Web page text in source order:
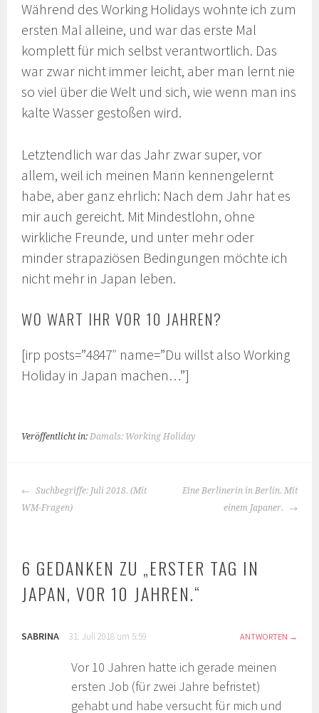
Während des Working Holidays wohnte ich zum
ersten Mal alleine, und war das erste Mal
komplett für mich selbst verantwortlich. Das
war zwar nicht immer leicht, aber man lernt nie
so viel über die Welt und sich, wie wenn man ins
kalte Wasser gestoßen wird.
Letztendlich war das Jahr zwar super, vor
allem, weil ich meinen Mann kennengelernt
habe, aber ganz ehrlich: Nach dem Jahr hat es
mir auch gereicht. Mit Mindestlohn, ohne
wirkliche Freunde, und unter mehr oder
minder strapaziösen Bedingungen möchte ich
nicht mehr in Japan leben.
WO WART IHR VOR 10 JAHREN?
[irp posts=”4847″ name=”Du willst also Working
Holiday in Japan machen…”]
Veröffentlicht in:Damals: Working Holiday
BEITRAGS-
NAVIGATION
Suchbegriffe: Juli 2018. (Mit
WM-Fragen)
Eine Berlinerin in Berlin. Mit
einem Japaner.
6 GEDANKEN ZU „ERSTER TAG IN
JAPAN, VOR 10 JAHREN.“
SABRINA 31. Juli 2018 um 5:59 ANTWORTEN
Vor 10 Jahren hatte ich gerade meinen
ersten Job (für zwei Jahre befristet)
gehabt und habe versucht für mich und